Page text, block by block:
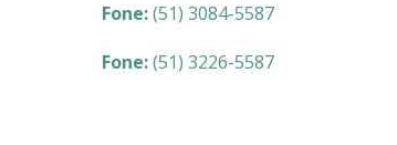
Fone:(51) 3084-5587
Fone:(51) 3226-5587